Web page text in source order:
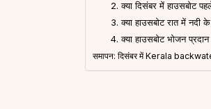
2. क्या दिसंबर में हाउसबोट
3. क्या हाउसबोट रात में नदी
4. क्या हाउसबोट भोजन
समापन: दिसंबर में Kerala